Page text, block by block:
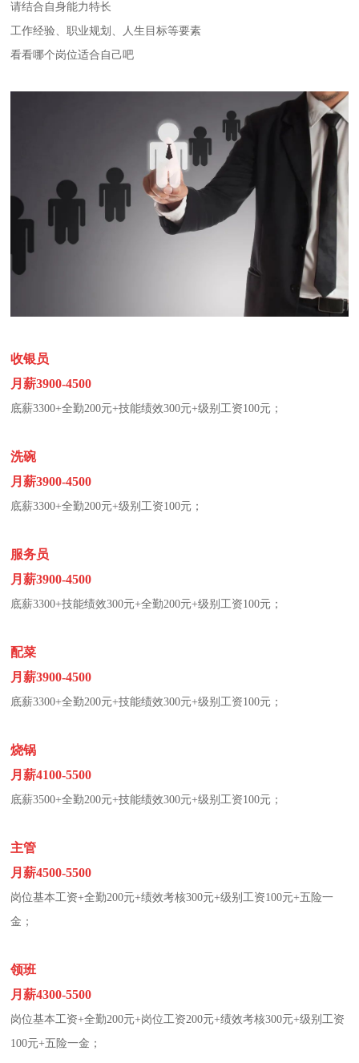
请结合自身能力特长
工作经验、职业规划、人生目标等要素
看看哪个岗位适合自己吧
收银员
月薪3900-4500
底薪3300+全勤200元+技能绩效300元+级别工资100元；
洗碗
月薪3900-4500
底薪3300+全勤200元+级别工资100元；
服务员
月薪3900-4500
底薪3300+技能绩效300元+全勤200元+级别工资100元；
配菜
月薪3900-4500
底薪3300+全勤200元+技能绩效300元+级别工资100元；
烧锅
月薪4100-5500
底薪3500+全勤200元+技能绩效300元+级别工资100元；
主管
月薪4500-5500
岗位基本工资+全勤200元+绩效考核300元+级别工资100元+五险一
金；
领班
月薪4300-5500
岗位基本工资+全勤200元+岗位工资200元+绩效考核300元+级别工资
100元+五险一金；